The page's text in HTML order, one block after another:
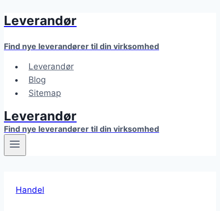
Fortsæt
indhold
Leverandør
Find nye leverandører til din virksomhed
Leverandør
Blog
Sitemap
Leverandør
Find nye leverandører til din virksomhed
Handel